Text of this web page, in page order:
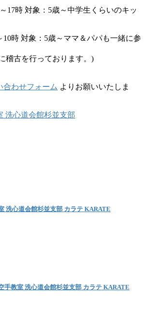
17時 対象：5歳～中学生くらいのキッ
10時 対象：5歳～ママ＆パパも一緒に参
稽古を行っております。)
合わせフォーム よりお願いいたしま
洗心道会館杉並支部
洗心道会館杉並支部 カラテ KARATE
手教室 洗心道会館杉並支部 カラテ KARATE